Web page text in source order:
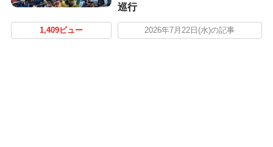
巡行
1,409ビュー 2026年7月22日(水)の記事